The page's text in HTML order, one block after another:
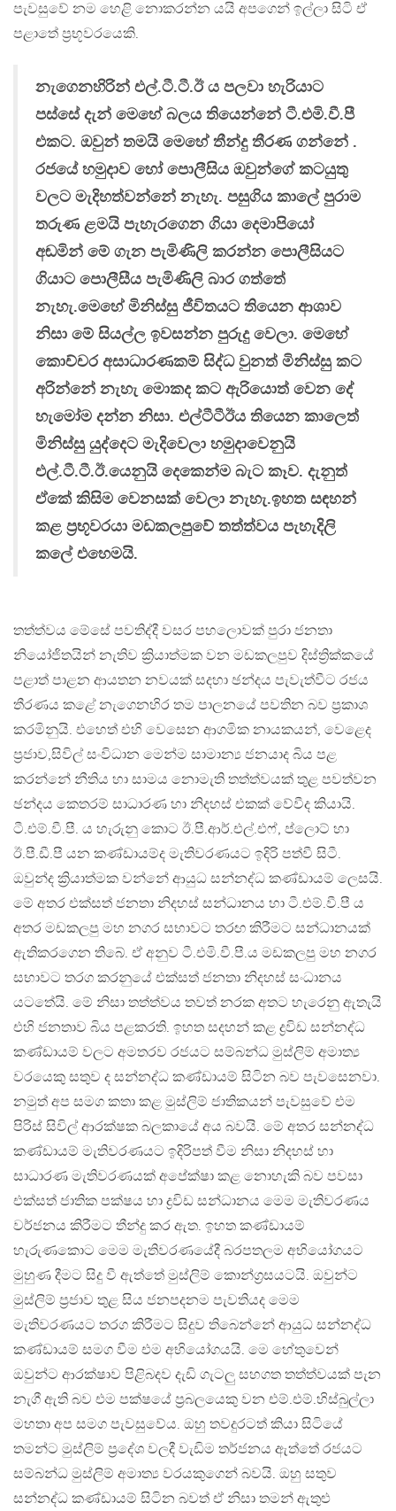
පැවසුවේ නම හෙළි නොකරන්න යයි අපගෙන් ඉල්ලා සිටි ඒ
පළාතේ ප්‍රභූවරයෙකි.
නැගෙනහිරින් එල්.ටී.ටී.ඊ ය පලවා හැරියාට
පස්සේ දැන් මෙහේ බලය තියෙන්නේ ටී.එමි.වී.පී
එකට. ඔවුන් තමයි මෙහේ තීන්දු තීරණ ගන්නේ .
රජයේ හමුදාව හෝ පොලීසිය ඔවුන්ගේ කටයුතු
වලට මැදිහත්වන්නේ නැහැ. පසුගිය කාලේ පුරාම
තරුණ ළමයි පැහැරගෙන ගියා දෙමාපියෝ
අඬමින් මේ ගැන පැමිණිලි කරන්න පොලීසියට
ගියාට පොලීසීය පැමිණිලි බාර ගත්තේ
නැහැ.මෙහේ මිනිස්සු ජීවිතයට තියෙන ආශාව
නිසා මේ සියල්ල ඉවසන්න පුරුදු වෙලා. මෙහේ
කොච්චර අසාධාරණකම් සිද්ධ වුනත් මිනිස්සු කට
අරින්නේ නැහැ මොකද කට ඇරියොත් වෙන දේ
හැමෝම දන්න නිසා. එල්ටීටීඊය තියෙන කාලෙත්
මිනිස්සු යුද්දෙට මැදිවෙලා හමුදාවෙනුයි
එල්.ටී.ටී.ඊ.යෙනුයි දෙකෙන්ම බැට කෑව. දැනුත්
ඒකේ කිසිම වෙනසක් වෙලා නැහැ.ඉහත සඳහන්
කළ ප්‍රභූවරයා මඩකලපුවේ තත්ත්වය පැහැදිලි
කලේ එහෙමයි.
තත්ත්වය මේසේ පවතිද්දී වසර පහලොවක් පුරා ජනතා
නියෝජිතයින් නැතිව ක්‍රියාත්මක වන මඩකලපුව දිස්ත්‍රික්කයේ
පළාත් පාළන ආයතන නවයක් සදහා ඡන්දය පැවැත්වීට රජය
තීරණය කළේ නැගෙනහිර තම පාලනයේ පවතින බව ප්‍රකාශ
කරමිනුයි. එහෙත් එහි වෙසෙන ආගමික නායකයන්, වෙළෙද
ප්‍රජාව,සිවිල් සංවිධාන මෙන්ම සාමාන්‍ය ජනයාද බිය පළ
කරන්නේ නීතිය හා සාමය නොමැති තත්ත්වයක් තුළ පවත්වන
ඡන්දය කෙතරම් සාධාරණ හා නිදහස් එකක් වේවීද කියායි.
ටී.එම්.වී.පී. ය හැරුනු කොට ඊ.පී.ආර්.එල්.එෆ්, ප්ලොට් හා
ඊ.පී.ඩී.පී යන කණ්ඩායම්ද මැතිවරණයට ඉදිරි පත්වී සිටී.
ඔවුන්ද ක්‍රියාත්මක වන්නේ ආයුධ සන්නද්ධ කණ්ඩායම් ලෙසයි.
මේ අතර එක්සත් ජනතා නිදහස් සන්ධානය හා ටී.එම්.වී.පී ය
අතර මඩකලපු මහ නගර සභාවට තරඟ කිරීමට සන්ධානයක්
ඇතිකරගෙන තිබේ. ඒ අනුව ටී.එමි.වී.පී.ය මඩකලපු මහ නගර
සභාවට තරග කරනුයේ එක්සත් ජනතා නිදහස් සංධානය
යටතේයි. මේ නිසා තත්ත්වය තවත් නරක අතට හැරෙනු ඇතැයි
එහි ජනතාව බිය පළකරති. ඉහත සදහන් කළ ද්‍රවිඩ සන්නද්ධ
කණ්ඩායම් වලට අමතරව රජයට සම්බන්ධ මුස්ලිම් අමාත්‍ය
වරයෙකු සතුව ද සන්නද්ධ කණ්ඩායම් සිටින බව පැවසෙනවා.
නමුත් අප සමග කතා කළ මුස්ලිම් ජාතිකයන් පැවසුවේ එම
පිරිස් සිවිල් ආරක්ෂක බලකායේ අය බවයි. මේ අතර සන්නද්ධ
කණ්ඩායම් මැතිවරණයට ඉදිරිපත් වීම නිසා නිදහස් හා
සාධාරණ මැතිවරණයක් අපේක්ෂා කළ නොහැකි බව පවසා
එක්සත් ජාතික පක්ෂය හා ද්‍රවිඩ සන්ධානය මෙම මැතිවරණය
වර්ජනය කිරීමට තීන්දු කර ඇත. ඉහත කණ්ඩායම්
හැරුණකොට මෙම මැතිවරණයේදී බරපතලම අභියෝගයට
මුහුණ දීමට සිදු වී ඇත්තේ මුස්ලිම් කොන්ග්‍රසයටයි. ඔවුන්ට
මුස්ලිම් ප්‍රජාව තුළ සිය ජනපදනම පැවතියද මෙම
මැතිවරණයට තරග කිරීමට සිදුව තිබෙන්නේ ආයුධ සන්නද්ධ
කණ්ඩායම් සමග වීම එම අභියෝගයයි. මෙ හේතුවෙන්
ඔවුන්ට ආරක්ෂාව පිළිබදව දැඩි ගැටලු සහගත තත්ත්වයක් පැන
නැගී ඇති බව එම පක්ෂයේ ප්‍රබලයෙකු වන එම්.එම්.හිස්බුල්ලා
මහතා අප සමග පැවසුවේය. ඔහු තවදුරටත් කියා සිටියේ
තමන්ට මුස්ලිම් ප්‍රදේශ වලදී වැඩිම තර්ජනය ඇත්තේ රජයට
සම්බන්ධ මුස්ලිම් අමාත්‍ය වරයකුගෙන් බවයි. ඔහු සතුව
සන්නද්ධ කණ්ඩායම් සිටින බවත් ඒ නිසා තමන් ඇතුළු